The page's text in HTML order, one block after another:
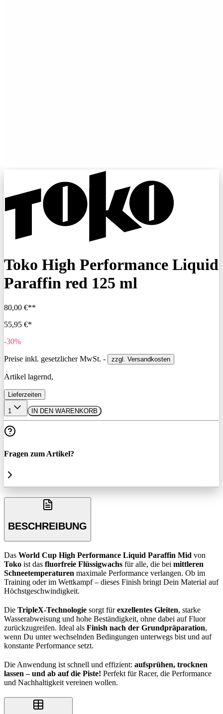
Toko High Performance Liquid
Paraffin red 125 ml
80,00 €**
55,95 €*
-30%
Preise inkl. gesetzlicher MwSt. - zzgl. Versandkosten
Artikel lagernd,
Lieferzeiten
1 IN DEN WARENKORB
Fragen zum Artikel?
BESCHREIBUNG
Das World Cup High Performance Liquid Paraffin Mid von
Toko ist das fluorfreie Flüssigwachs für alle, die bei mittleren
Schneetemperaturen maximale Performance verlangen. Ob im
Training oder im Wettkampf – dieses Finish bringt Dein Material auf
Höchstgeschwindigkeit.
Die TripleX-Technologie sorgt fürexzellentes Gleiten, starke
Wasserabweisung und hohe Beständigkeit, ohne dabei auf Fluor
zurückzugreifen. Ideal als Finish nach der Grundpräparation,
wenn Du unter wechselnden Bedingungen unterwegs bist und auf
konstante Performance setzt.
Die Anwendung ist schnell und effizient: aufsprühen, trocknen
lassen – und ab auf die Piste! Perfekt für Racer, die Performance
und Nachhaltigkeit vereinen wollen.